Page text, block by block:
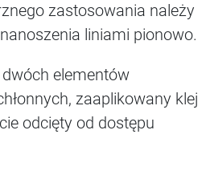
zastosowania należy
liniami pionowo.
elementów
zaaplikowany klej
odcięty od dostępu